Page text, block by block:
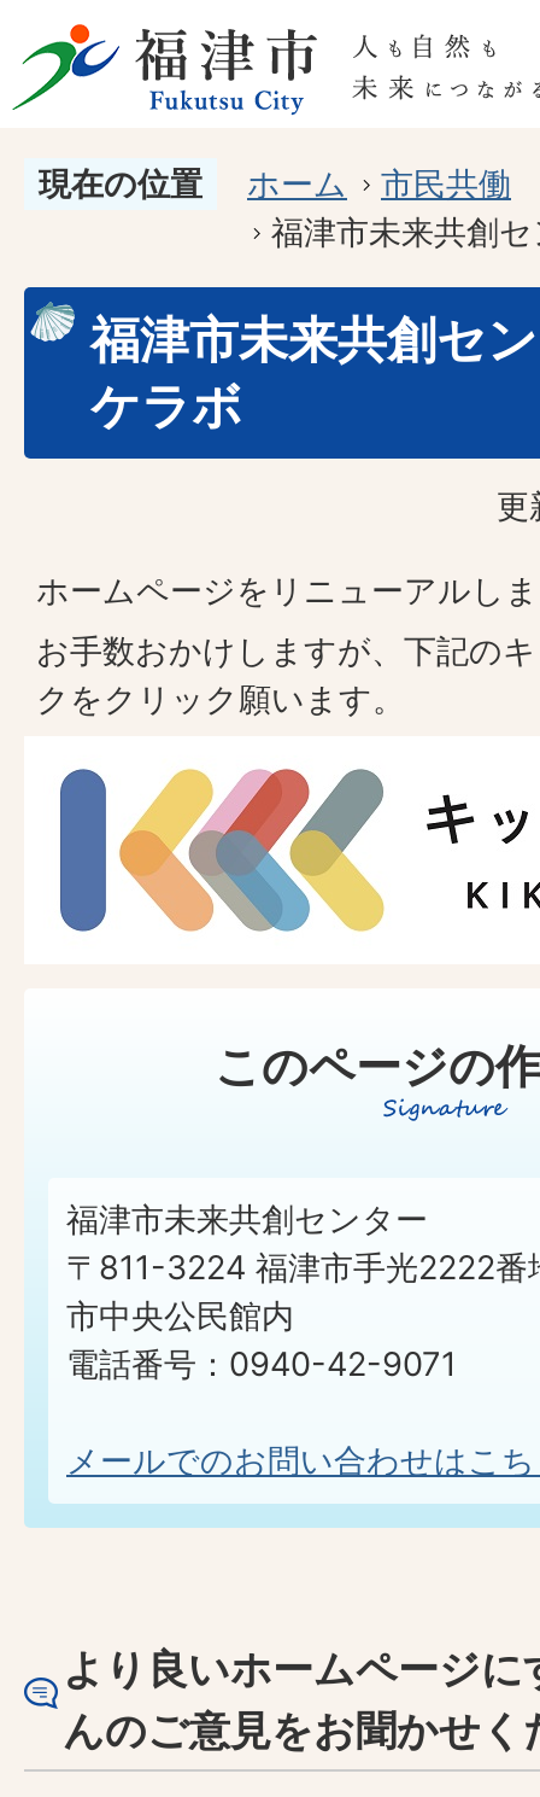
現在の位置 ホーム
市民共働
福津市未来共創
福津市未来共創セ
ケラボ
更
ホームページをリニューアルし
お手数おかけしますが、下記の
クをクリック願います。
このページの
福津市未来共創センター
〒811-3224 福津市手光2222番
市中央公民館内
電話番号：0940-42-9071
メールでのお問い合わせはこ
より良いホームページ
んのご意見をお聞かせく